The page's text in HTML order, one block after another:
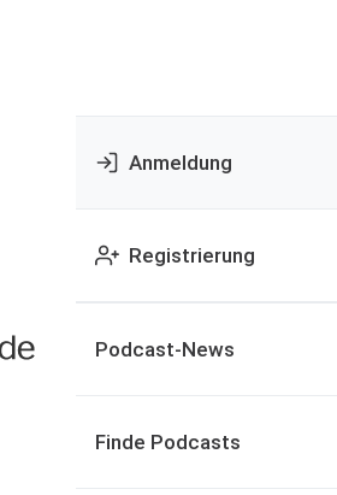
Anmeldung
Registrierung
Podcast-News
Finde Podcasts